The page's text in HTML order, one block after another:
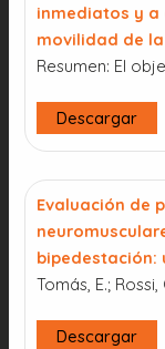
inmediatos y
movilidad de
Resumen: El
Descargar
Evaluación de
bipedestación:
Tomás, E.;
Descargar